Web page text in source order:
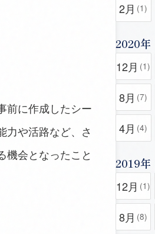
前に作成したシー
力や活路など、さ
機会となったこと
2月 (1)
2020年
12月 (1)
8月 (7)
4月 (4)
2019年
12月 (1)
8月 (8)